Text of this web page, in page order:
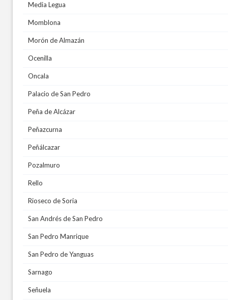
Media Legua
Momblona
Morón de Almazán
Ocenilla
Oncala
Palacio de San Pedro
Peña de Alcázar
Peñazcurna
Peñálcazar
Pozalmuro
Rello
Rioseco de Soria
San Andrés de San Pedro
San Pedro Manrique
San Pedro de Yanguas
Sarnago
Señuela